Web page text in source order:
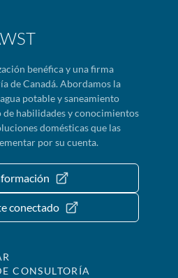
benéfica y una firma
de Canadá. Abordamos la
potable y saneamiento
habilidades y conocimientos
domésticas que las
por su cuenta.
conectado
CONSULTORÍA